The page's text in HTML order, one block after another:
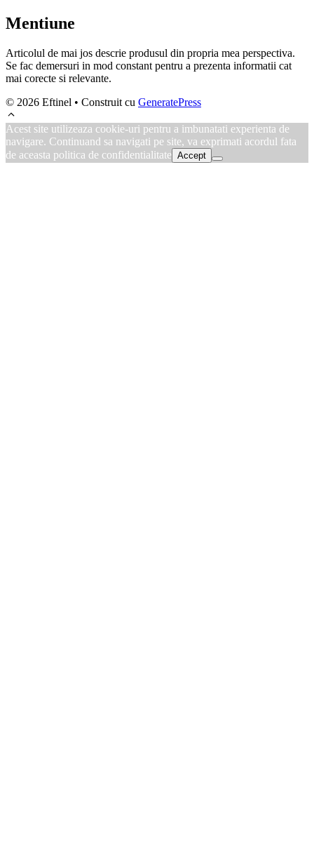
Mentiune
Articolul de mai jos descrie produsul din propria mea perspectiva.
Se fac demersuri in mod constant pentru a prezenta informatii cat
mai corecte si relevante.
© 2026 Eftinel • Construit cu GeneratePress
Acest site utilizeaza cookie-uri pentru a imbunatati experienta de
navigare. Continuand sa navigati pe site, va exprimati acordul fata
de aceasta politica de confidentialitate Accept